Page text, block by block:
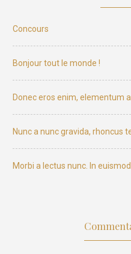
Concours
Bonjour tout le monde !
Donec eros enim, elementum
Nunc a nunc gravida, rhoncus
Morbi a lectus nunc. In